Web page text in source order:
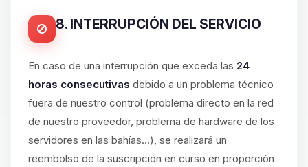
8. INTERRUPCIÓN DEL SERVICIO
En caso de una interrupción que exceda las 24
horas consecutivas debido a un problema técnico
fuera de nuestro control (problema directo en la red
de nuestro proveedor, problema de hardware de los
servidores en las bahías...), se realizará un
reembolso de la suscripción en curso en proporción